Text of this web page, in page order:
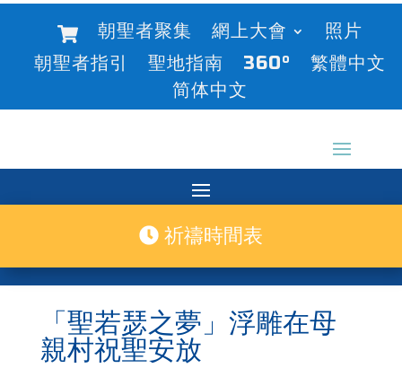
朝聖者聚集 網上大會
照片
朝聖者指引
聖地指南 360°
繁體中文
简体中文
祈禱時間表
「聖若瑟之夢」浮雕在母
親村祝聖安放